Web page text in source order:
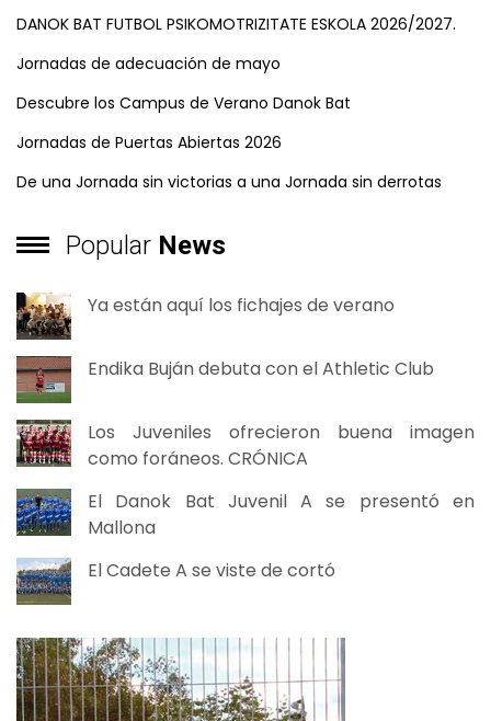
DANOK BAT FUTBOL PSIKOMOTRIZITATE ESKOLA 2026/2027.
Jornadas de adecuación de mayo
Descubre los Campus de Verano Danok Bat
Jornadas de Puertas Abiertas 2026
De una Jornada sin victorias a una Jornada sin derrotas
Popular News
Ya están aquí los fichajes de verano
Endika Buján debuta con el Athletic Club
Los Juveniles ofrecieron buena imagen
como foráneos. CRÓNICA
El Danok Bat Juvenil A se presentó en
Mallona
El Cadete A se viste de cortó